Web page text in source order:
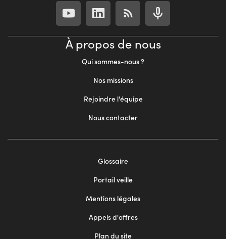
À propos de nous
Qui sommes-nous ?
Nos missions
Rejoindre l'équipe
Nous contacter
Glossaire
Portail veille
Mentions légales
Appels d'offres
Plan du site